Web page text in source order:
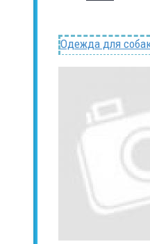
Одежда для